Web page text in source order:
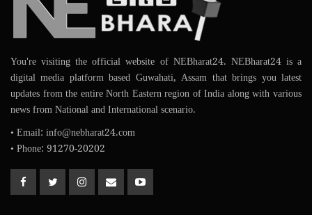
You're visiting the official website of NEBharat24. NEBharat24 is a
digital media platform based Guwahati, Assam that brings you latest
updates from the entire North Eastern region of India along with various
news from National and International scenario.
• Email: info@nebharat24.com
• Phone: 91270-20202